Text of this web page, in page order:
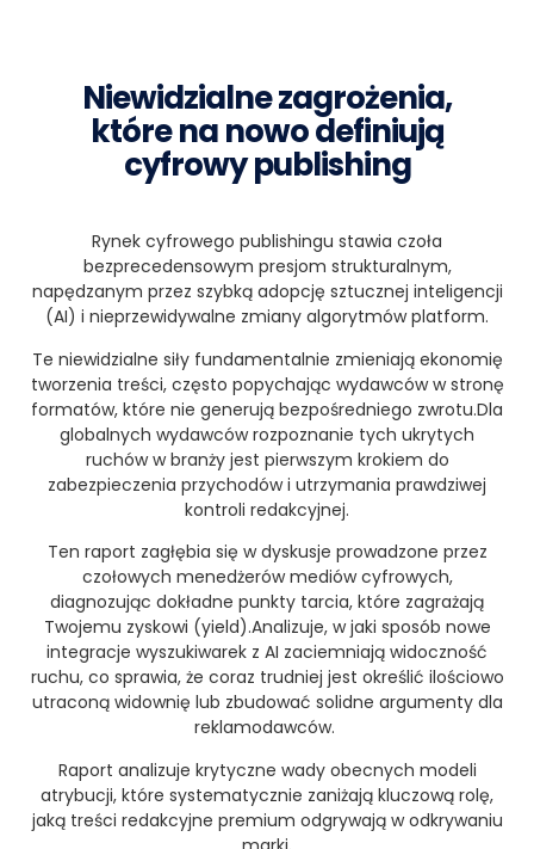
Niewidzialne zagrożenia,
które na nowo definiują
cyfrowy publishing
Rynek cyfrowego publishingu stawia czoła
bezprecedensowym presjom strukturalnym,
napędzanym przez szybką adopcję sztucznej inteligencji
(AI) i nieprzewidywalne zmiany algorytmów platform.
Te niewidzialne siły fundamentalnie zmieniają ekonomię
tworzenia treści, często popychając wydawców w stronę
formatów, które nie generują bezpośredniego zwrotu.Dla
globalnych wydawców rozpoznanie tych ukrytych
ruchów w branży jest pierwszym krokiem do
zabezpieczenia przychodów i utrzymania prawdziwej
kontroli redakcyjnej.
Ten raport zagłębia się w dyskusje prowadzone przez
czołowych menedżerów mediów cyfrowych,
diagnozując dokładne punkty tarcia, które zagrażają
Twojemu zyskowi (yield).Analizuje, w jaki sposób nowe
integracje wyszukiwarek z AI zaciemniają widoczność
ruchu, co sprawia, że coraz trudniej jest określić ilościowo
utraconą widownię lub zbudować solidne argumenty dla
reklamodawców.
Raport analizuje krytyczne wady obecnych modeli
atrybucji, które systematycznie zaniżają kluczową rolę,
jaką treści redakcyjne premium odgrywają w odkrywaniu